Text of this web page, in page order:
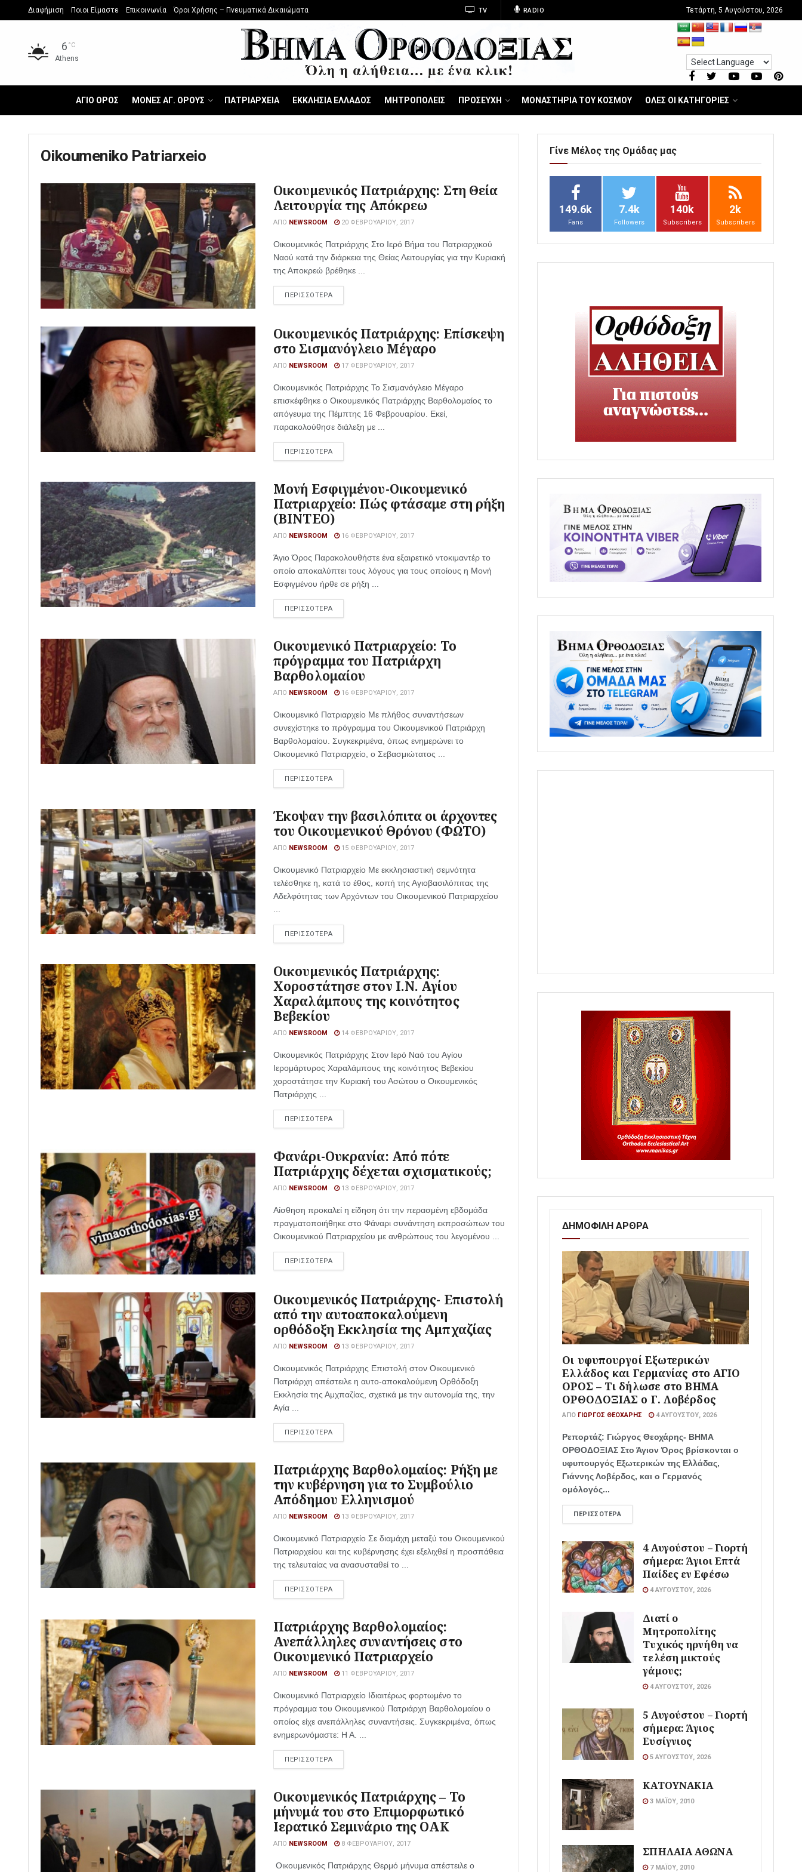
Διαφήμιση Ποιοι Είμαστε Επικοινωνία Όροι Χρήσης – Πνευματικά Δικαιώματα TV RADIO Τετάρτη, 5 Αυγούστου, 2026
6 °C
Athens
ΑΓΙΟ ΟΡΟΣ ΜΟΝΕΣ ΑΓ. ΟΡΟΥΣ ΠΑΤΡΙΑΡΧΕΙΑ ΕΚΚΛΗΣΙΑ ΕΛΛΑΔΟΣ ΜΗΤΡΟΠΟΛΕΙΣ ΠΡΟΣΕΥΧΗ ΜΟΝΑΣΤΗΡΙΑ ΤΟΥ ΚΟΣΜΟΥ ΟΛΕΣ ΟΙ ΚΑΤΗΓΟΡΙΕΣ
Oikoumeniko Patriarxeio
Οικουμενικός Πατριάρχης: Στη Θεία
Λειτουργία της Απόκρεω
ΑΠΌ NEWSROOM 20 ΦΕΒΡΟΥΑΡΊΟΥ, 2017
Οικουμενικός Πατριάρχης Στο Ιερό Βήμα του Πατριαρχικού
Ναού κατά την διάρκεια της Θείας Λειτουργίας για την Κυριακή
της Αποκρεώ βρέθηκε ...
ΠΕΡΙΣΣΟΤΕΡΑ
Οικουμενικός Πατριάρχης: Επίσκεψη
στο Σισμανόγλειο Μέγαρο
ΑΠΌ NEWSROOM 17 ΦΕΒΡΟΥΑΡΊΟΥ, 2017
Οικουμενικός Πατριάρχης Το Σισμανόγλειο Μέγαρο
επισκέφθηκε ο Οικουμενικός Πατριάρχης Βαρθολομαίος το
απόγευμα της Πέμπτης 16 Φεβρουαρίου. Εκεί,
παρακολούθησε διάλεξη με ...
ΠΕΡΙΣΣΟΤΕΡΑ
Μονή Εσφιγμένου-Οικουμενικό
Πατριαρχείο: Πώς φτάσαμε στη ρήξη
(ΒΙΝΤΕΟ)
ΑΠΌ NEWSROOM 16 ΦΕΒΡΟΥΑΡΊΟΥ, 2017
Άγιο Όρος Παρακολουθήστε ένα εξαιρετικό ντοκιμαντέρ το
οποίο αποκαλύπτει τους λόγους για τους οποίους η Μονή
Εσφιγμένου ήρθε σε ρήξη ...
ΠΕΡΙΣΣΟΤΕΡΑ
Οικουμενικό Πατριαρχείο: Το
πρόγραμμα του Πατριάρχη
Βαρθολομαίου
ΑΠΌ NEWSROOM 16 ΦΕΒΡΟΥΑΡΊΟΥ, 2017
Οικουμενικό Πατριαρχείο Με πλήθος συναντήσεων
συνεχίστηκε το πρόγραμμα του Οικουμενικού Πατριάρχη
Βαρθολομαίου. Συγκεκριμένα, όπως ενημερώνει το
Οικουμενικό Πατριαρχείο, ο Σεβασμιώτατος ...
ΠΕΡΙΣΣΟΤΕΡΑ
Έκοψαν την βασιλόπιτα οι άρχοντες
του Οικουμενικού Θρόνου (ΦΩΤΟ)
ΑΠΌ NEWSROOM 15 ΦΕΒΡΟΥΑΡΊΟΥ, 2017
Οικουμενικό Πατριαρχείο Με εκκλησιαστική σεμνότητα
τελέσθηκε η, κατά το έθος, κοπή της Αγιοβασιλόπιτας της
Αδελφότητας των Αρχόντων του Οικουμενικού Πατριαρχείου
ΠΕΡΙΣΣΟΤΕΡΑ
Οικουμενικός Πατριάρχης:
Χοροστάτησε στον Ι.Ν. Αγίου
Χαραλάμπους της κοινότητος
Βεβεκίου
ΑΠΌ NEWSROOM 14 ΦΕΒΡΟΥΑΡΊΟΥ, 2017
Οικουμενικός Πατριάρχης Στον Ιερό Ναό του Αγίου
Ιερομάρτυρος Χαραλάμπους της κοινότητος Βεβεκίου
χοροστάτησε την Κυριακή του Ασώτου ο Οικουμενικός
Πατριάρχης ...
ΠΕΡΙΣΣΟΤΕΡΑ
Φανάρι-Ουκρανία: Από πότε
Πατριάρχης δέχεται σχισματικούς;
ΑΠΌ NEWSROOM 13 ΦΕΒΡΟΥΑΡΊΟΥ, 2017
Αίσθηση προκαλεί η είδηση ότι την περασμένη εβδομάδα
πραγματοποιήθηκε στο Φάναρι συνάντηση εκπροσώπων του
Οικουμενικού Πατριαρχείου με ανθρώπους του λεγομένου ...
ΠΕΡΙΣΣΟΤΕΡΑ
Οικουμενικός Πατριάρχης- Επιστολή
από την αυτοαποκαλούμενη
ορθόδοξη Εκκλησία της Αμπχαζίας
ΑΠΌ NEWSROOM 13 ΦΕΒΡΟΥΑΡΊΟΥ, 2017
Οικουμενικός Πατριάρχης Επιστολή στον Οικουμενικό
Πατριάρχη απέστειλε η αυτο-αποκαλούμενη Ορθόδοξη
Εκκλησία της Αμχπαζίας, σχετικά με την αυτονομία της, την
Αγία ...
ΠΕΡΙΣΣΟΤΕΡΑ
Πατριάρχης Βαρθολομαίος: Ρήξη με
την κυβέρνηση για το Συμβούλιο
Απόδημου Ελληνισμού
ΑΠΌ NEWSROOM 13 ΦΕΒΡΟΥΑΡΊΟΥ, 2017
Οικουμενικό Πατριαρχείο Σε διαμάχη μεταξύ του Οικουμενικού
Πατριαρχείου και της κυβέρνησης έχει εξελιχθεί η προσπάθεια
της τελευταίας να ανασυσταθεί το ...
ΠΕΡΙΣΣΟΤΕΡΑ
Πατριάρχης Βαρθολομαίος:
Ανεπάλληλες συναντήσεις στο
Οικουμενικό Πατριαρχείο
ΑΠΌ NEWSROOM 11 ΦΕΒΡΟΥΑΡΊΟΥ, 2017
Οικουμενικό Πατριαρχείο Ιδιαιτέρως φορτωμένο το
πρόγραμμα του Οικουμενικού Πατριάρχη Βαρθολομαίου ο
οποίος είχε ανεπάλληλες συναντήσεις. Συγκεκριμένα, όπως
ενημερωνόμαστε: Η Α. ...
ΠΕΡΙΣΣΟΤΕΡΑ
Οικουμενικός Πατριάρχης – To
μήνυμά του στο Επιμορφωτικό
Ιερατικό Σεμινάριο της ΟΑΚ
ΑΠΌ NEWSROOM 8 ΦΕΒΡΟΥΑΡΊΟΥ, 2017
Οικουμενικός Πατριάρχης Θερμό μήνυμα απέστειλε ο
Γίνε Μέλος της Ομάδας μας
149.6k
Fans
7.4k
Followers
140k
Subscribers
2k
Subscribers
ΔΗΜΟΦΙΛΗ ΑΡΘΡΑ
Οι υφυπουργοί Εξωτερικών
Ελλάδος και Γερμανίας στο ΑΓΙΟ
ΟΡΟΣ – Τι δήλωσε στο ΒΗΜΑ
ΟΡΘΟΔΟΞΙΑΣ ο Γ. Λοβέρδος
ΑΠΌ ΓΙΏΡΓΟΣ ΘΕΟΧΆΡΗΣ 4 ΑΥΓΟΎΣΤΟΥ, 2026
Ρεπορτάζ: Γιώργος Θεοχάρης- ΒΗΜΑ
ΟΡΘΟΔΟΞΙΑΣ Στο Άγιον Όρος βρίσκονται ο
υφυπουργός Εξωτερικών της Ελλάδας,
Γιάννης Λοβέρδος, και ο Γερμανός
ομόλογός...
ΠΕΡΙΣΣΌΤΕΡΑ
4 Αυγούστου – Γιορτή
σήμερα: Άγιοι Επτά
Παίδες εν Εφέσω
4 ΑΥΓΟΎΣΤΟΥ, 2026
Διατί ο
Μητροπολίτης
Τυχικός ηρνήθη να
τελέση μικτούς
γάμους;
4 ΑΥΓΟΎΣΤΟΥ, 2026
5 Αυγούστου – Γιορτή
σήμερα: Άγιος
Ευσίγνιος
5 ΑΥΓΟΎΣΤΟΥ, 2026
ΚΑΤΟΥΝΑΚΙΑ
3 ΜΑΪ́ΟΥ, 2010
ΣΠΗΛΑΙΑ ΑΘΩΝΑ
7 ΜΑΪ́ΟΥ, 2010